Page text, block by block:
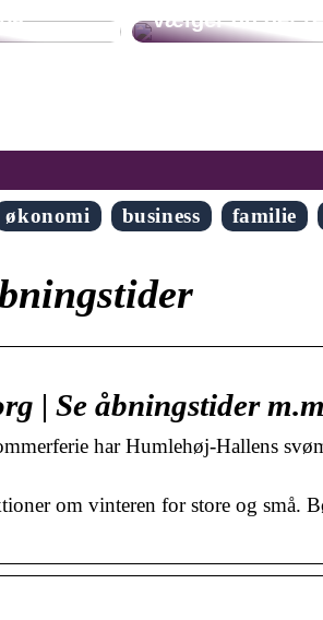
vælger du det
økonomi business familie
| Se åbningstider
har Humlehøj-Hallens
om vinteren for store og små.